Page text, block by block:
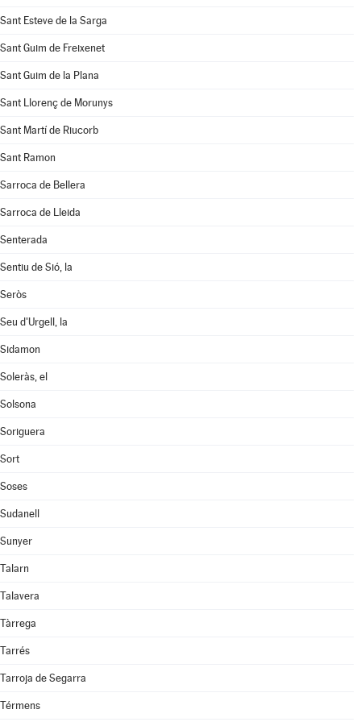
Sant Esteve de la Sarga
Sant Guim de Freixenet
Sant Guim de la Plana
Sant Llorenç de Morunys
Sant Martí de Riucorb
Sant Ramon
Sarroca de Bellera
Sarroca de Lleida
Senterada
Sentiu de Sió, la
Seròs
Seu d'Urgell, la
Sidamon
Soleràs, el
Solsona
Soriguera
Sort
Soses
Sudanell
Sunyer
Talarn
Talavera
Tàrrega
Tarrés
Tarroja de Segarra
Térmens